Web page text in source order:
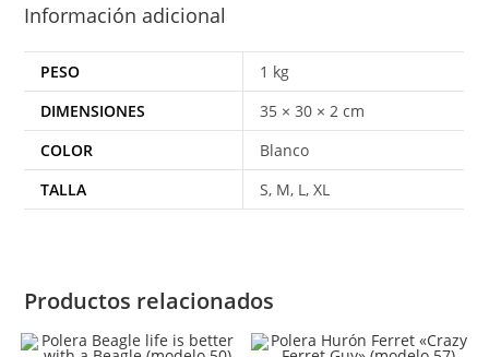
Información adicional
PESO
1 kg
DIMENSIONES
35 × 30 × 2 cm
COLOR
Blanco
TALLA
S, M, L, XL
Productos relacionados